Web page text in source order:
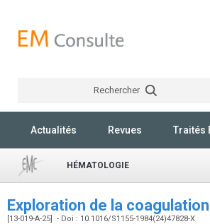
Rechercher
Actualités Revues Traités
HÉMATOLOGIE
Exploration de la coagulation
[13-019-A-25] - Doi : 10.1016/S1155-1984(24)47828-X